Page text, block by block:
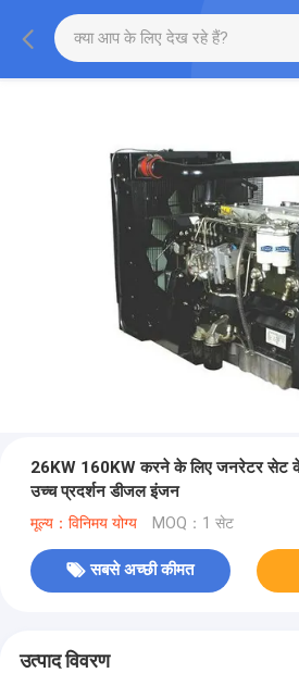
26KW 160KW करने के लिए जनरेटर सेट के
उच्च प्रदर्शन डीजल इंजन
मूल्य：विनिमय योग्य MOQ：1 सेट
सबसे अच्छी कीमत
उत्पाद विवरण